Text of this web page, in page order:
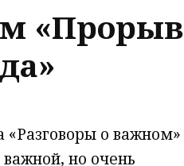
«Прорыв
«Разговоры о важном»
но очень